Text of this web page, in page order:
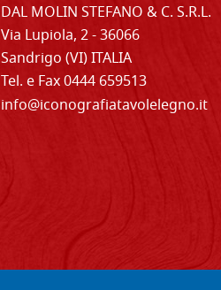
DAL MOLIN STEFANO & C. S.R.L.
Via Lupiola, 2 - 36066
Sandrigo (VI) ITALIA
Tel. e Fax 0444 659513
info@iconografiatavolelegno.it